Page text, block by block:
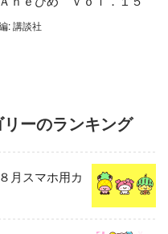
: 講談社
ーのランキング
月スマホ用カ